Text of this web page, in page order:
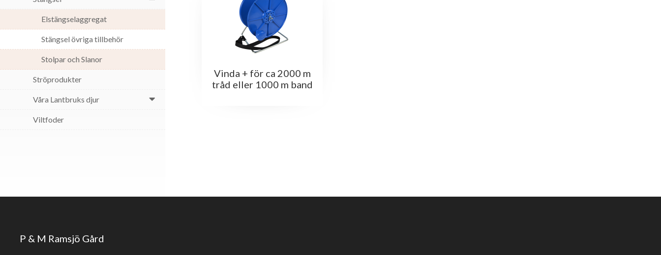
Elstängselaggregat
Stängsel övriga tillbehör
Stolpar och Slanor
Ströprodukter
Våra Lantbruks djur
Viltfoder
Vinda + för ca 2000 m
tråd eller 1000 m band
P & M Ramsjö Gård